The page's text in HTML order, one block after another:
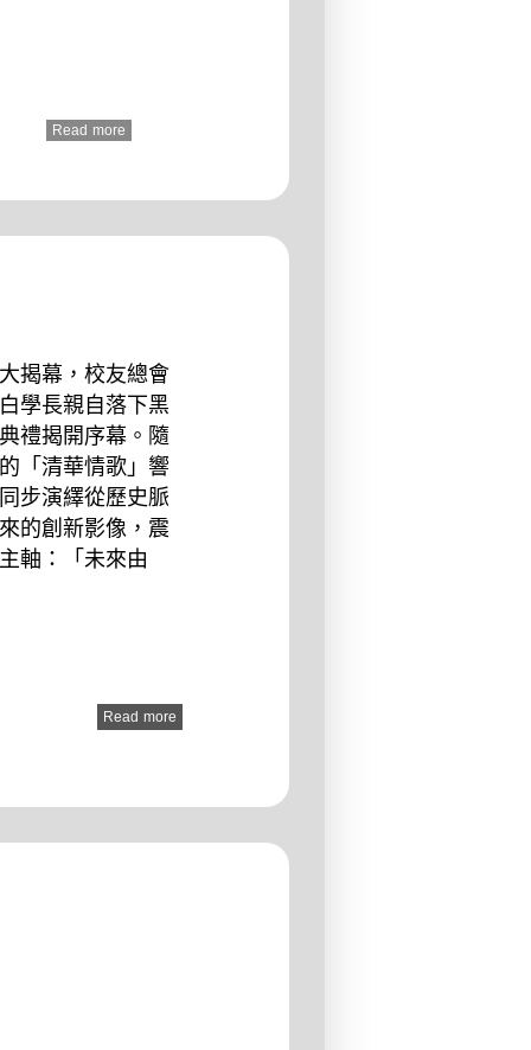
Read more
揭幕，校友總會
學長親自落下黑
禮揭開序幕。隨
「清華情歌」響
步演繹從歷史脈
的創新影像，震
軸：「未來由
Read more